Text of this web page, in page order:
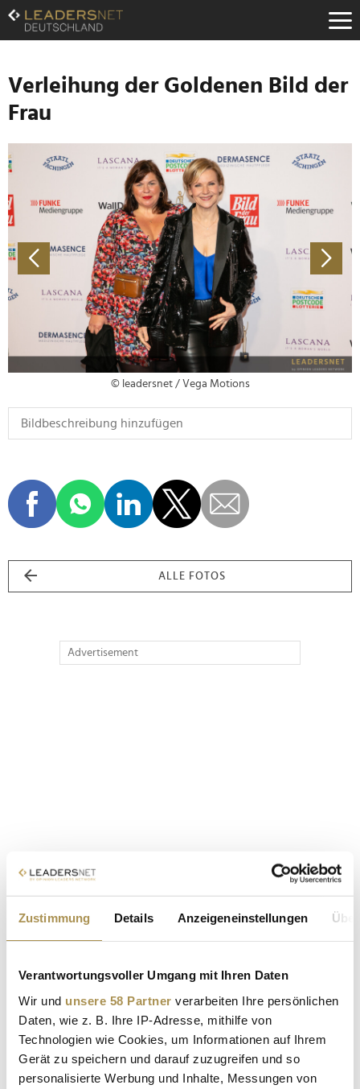
Zustimmung Details Anzeigeneinstellungen
Verantwortungsvoller Umgang mit Ihren Daten
Wir und unsere 58 Partner verarbeiten Ihre persönlichen
Daten, wie z. B. Ihre IP-Adresse, mithilfe von
Technologien wie Cookies, um Informationen auf Ihrem
Gerät zu speichern und darauf zuzugreifen und so
personalisierte Werbung und Inhalte, Messungen von
Zum
Inhalt
Zur
Navigation
Zur
Hauptnavigation
Verleihung der Goldenen Bild der
Frau
© leadersnet / Vega Motions
ALLE FOTOS
Advertisement